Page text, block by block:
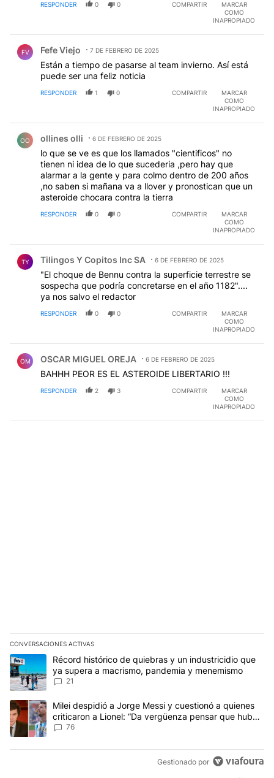
RESPONDER 0 0 COMPARTIR
MARCAR
COMO
INAPROPIADO
FV Fefe Viejo 7 DE FEBRERO DE 2025
Están a tiempo de pasarse al team invierno. Así está
puede ser una feliz noticia
RESPONDER 1 0 COMPARTIR
MARCAR
COMO
INAPROPIADO
OO ollines olli 6 DE FEBRERO DE 2025
lo que se ve es que los llamados "cientificos" no
tienen ni idea de lo que sucederia ,pero hay que
alarmar a la gente y para colmo dentro de 200 años
,no saben si mañana va a llover y pronostican que un
asteroide chocara contra la tierra
RESPONDER 0 0 COMPARTIR
MARCAR
COMO
INAPROPIADO
TY Tilingos Y Copitos Inc SA 6 DE FEBRERO DE 2025
"El choque de Bennu contra la superficie terrestre se
sospecha que podría concretarse en el año 1182"....
ya nos salvo el redactor
RESPONDER 0 0 COMPARTIR
MARCAR
COMO
INAPROPIADO
OM OSCAR MIGUEL OREJA 6 DE FEBRERO DE 2025
BAHHH PEOR ES EL ASTEROIDE LIBERTARIO !!!
RESPONDER 2 3 COMPARTIR
MARCAR
COMO
INAPROPIADO
CONVERSACIONES ACTIVAS
Este listado muestra los artículos con más comentarios en los
Un artículo de tendencia con el título "Récord histórico de
Récord histórico de quiebras y un industricidio que
ya supera a macrismo, pandemia y menemismo
21
Un artículo de tendencia con el título "Milei despidió a Jorge
Milei despidió a Jorge Messi y cuestionó a quienes
criticaron a Lionel: “Da vergüenza pensar que hubo
anti-Messi”
76
Gestionado por